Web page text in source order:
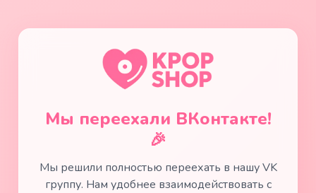
Мы переехали ВКонтакте!
🎉
Мы решили полностью переехать в нашу VK
группу. Нам удобнее взаимодействовать с